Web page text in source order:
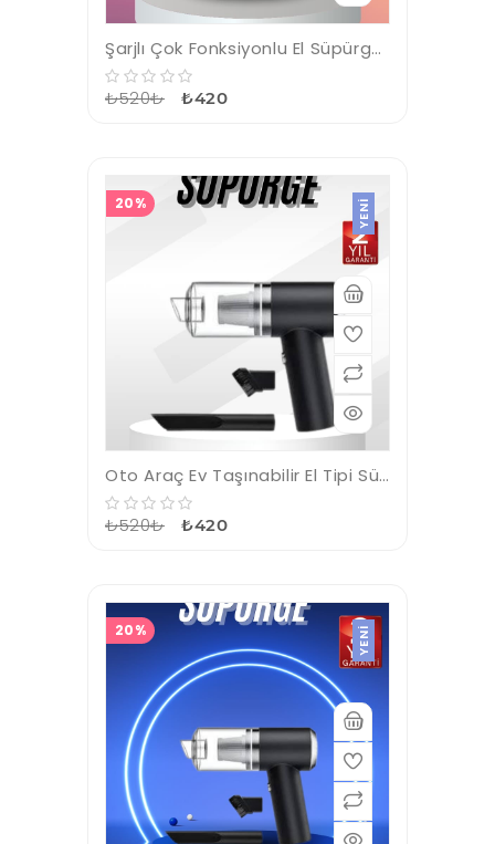
Şarjlı Çok Fonksiyonlu El Süpürgesi Mini Vakumlu Araç Süpürgesi
₺520₺ ₺420
20% YENI
Oto Araç Ev Taşınabilir El Tipi Süpürge Mini Araç Süpürgesi Vakumlu
₺520₺ ₺420
20% YENI